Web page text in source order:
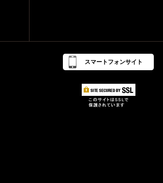
スマートフォンサイト